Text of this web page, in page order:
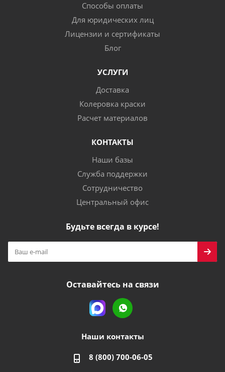
Способы оплаты
Для юридических лиц
Лицензии и сертификаты
Блог
УСЛУГИ
Доставка
Колеровка краски
Расчет материалов
КОНТАКТЫ
Наши базы
Служба поддержки
Сотрудничество
Центральный офис
Будьте всегда в курсе!
Оставайтесь на связи
Наши контакты
8 (800) 700-06-05